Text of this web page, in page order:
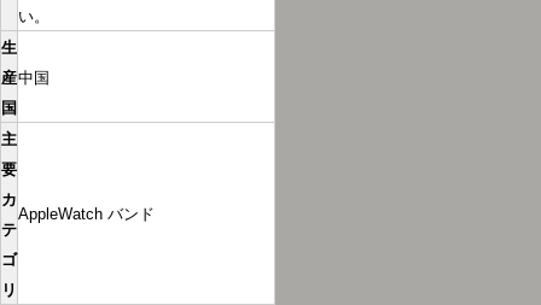
い。
生
産
国
中国
主
要
カ
テ
ゴ
リ
AppleWatch バンド